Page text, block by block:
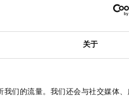
关于
们的流量。我们还会与社交媒体、